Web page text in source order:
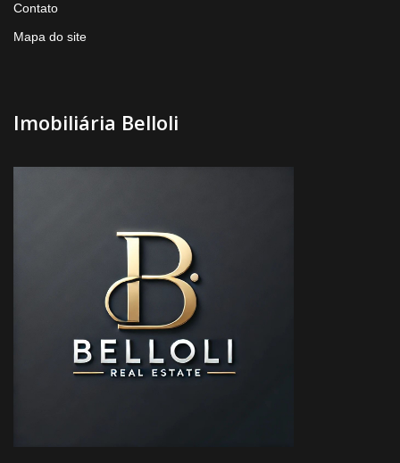
Contato
Mapa do site
Imobiliária Belloli